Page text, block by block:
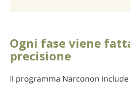
Ogni fase viene
precisione
Il programma Narconon